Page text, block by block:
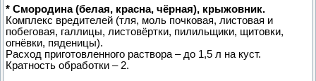
* Смородина (белая, красна, чёрная), крыжовник.
Комплекс вредителей (тля, моль почковая, листовая и
побеговая, галлицы, листовёртки, пилильщики, щитовки,
огнёвки, пяденицы).
Расход приготовленного раствора – до 1,5 л на куст.
Кратность обработки – 2.